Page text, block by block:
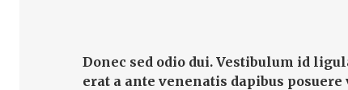
Donec sed odio dui. Vestibulum id
erat a ante venenatis dapibus